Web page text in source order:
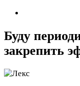
Буду
закрепить